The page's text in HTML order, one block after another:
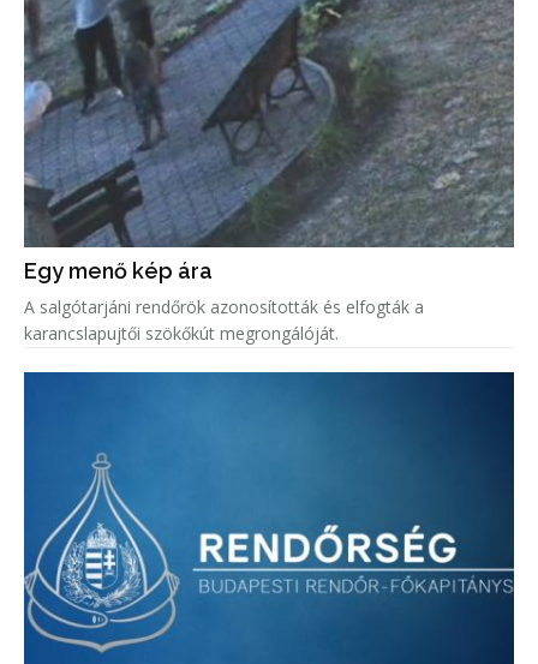
Egy menő kép ára
A salgótarjáni rendőrök azonosították és elfogták a
karancslapujtői szökőkút megrongálóját.